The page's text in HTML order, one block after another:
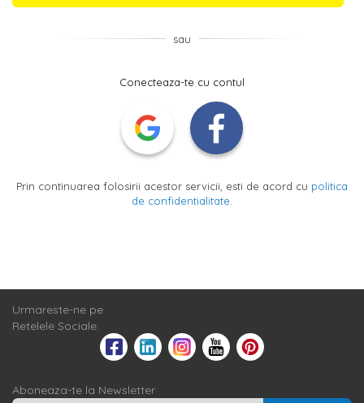
sau
Conecteaza-te cu contul
Prin continuarea folosirii acestor servicii, esti de acord cu politica
de confidentialitate
Urmareste-ne pe
Retelele Sociale:
Aboneaza-te la Newsletter